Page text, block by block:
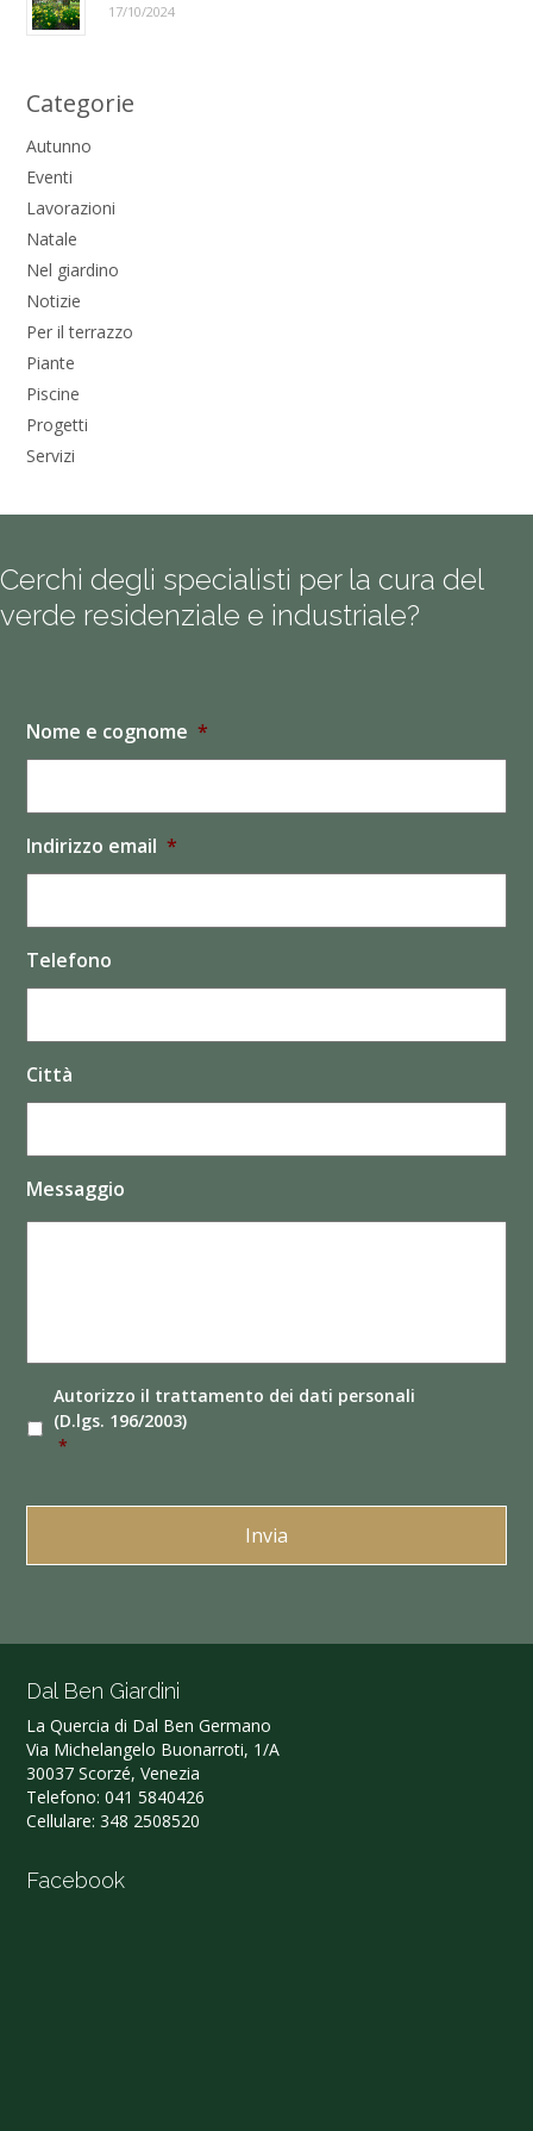
17/10/2024
Categorie
Autunno
Eventi
Lavorazioni
Natale
Nel giardino
Notizie
Per il terrazzo
Piante
Piscine
Progetti
Servizi
Cerchi degli specialisti per la cura del
verde residenziale e industriale?
Nome e cognome *
Indirizzo email *
Telefono
Città
Messaggio
Autorizzo il trattamento dei dati personali
(D.lgs. 196/2003)
*
Dal Ben Giardini
La Quercia di Dal Ben Germano‎
Via Michelangelo Buonarroti, 1/A
30037 Scorzé, Venezia
Telefono:041 5840426
Cellulare:348 2508520
Facebook